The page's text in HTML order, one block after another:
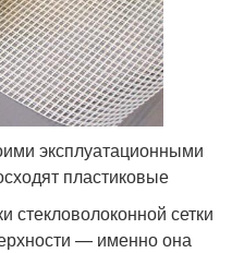
эксплуатационными
пластиковые
стекловолоконной сетки
— именно она